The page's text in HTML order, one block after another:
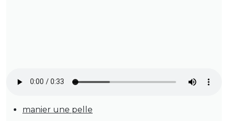
manier une pelle